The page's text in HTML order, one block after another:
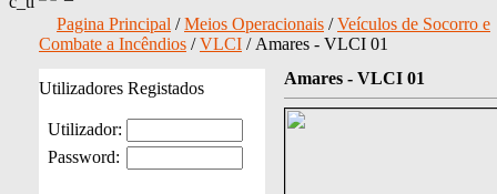
Pagina Principal /Meios Operacionais /Veículos de Socorro e
Combate a Incêndios /VLCI / Amares - VLCI 01
Utilizadores Registados
Utilizador:
Password:
Amares - VLCI 01